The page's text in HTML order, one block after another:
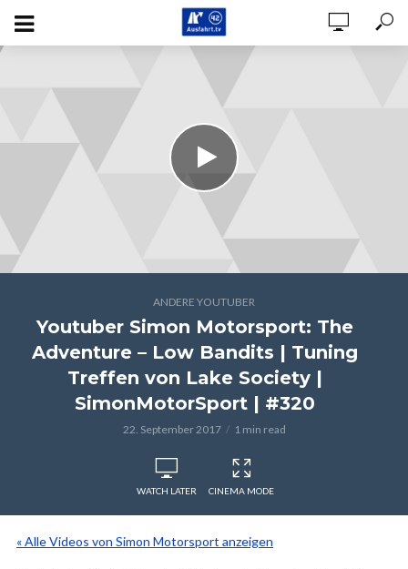
ANDERE YOUTUBER
Youtuber Simon Motorsport: The
Adventure – Low Bandits | Tuning
Treffen von Lake Society |
SimonMotorSport | #320
22. September 2017 1 min read
WATCH LATER CINEMA MODE
« Alle Videos von Simon Motorsport anzeigen